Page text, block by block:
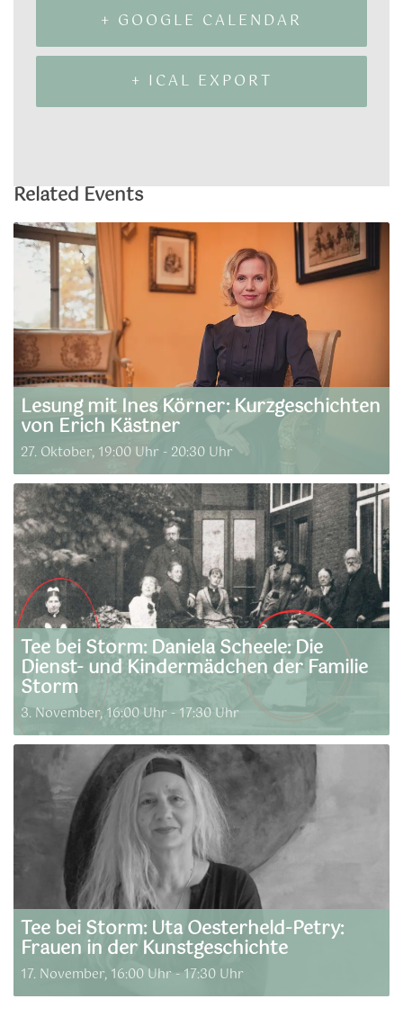
+ GOOGLE CALENDAR
+ ICAL EXPORT
Related Events
Lesung mit Ines Körner: Kurzgeschichten
von Erich Kästner
27. Oktober, 19:00 Uhr - 20:30 Uhr
Tee bei Storm: Daniela Scheele: Die
Dienst- und Kindermädchen der Familie
Storm
3. November, 16:00 Uhr - 17:30 Uhr
Tee bei Storm: Uta Oesterheld-Petry:
Frauen in der Kunstgeschichte
17. November, 16:00 Uhr - 17:30 Uhr